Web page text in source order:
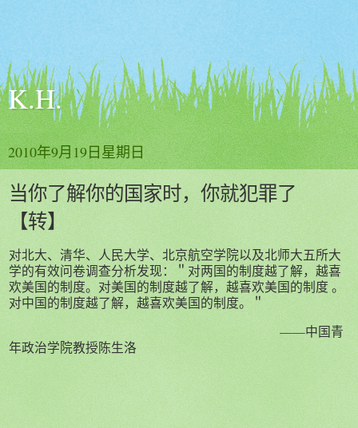
K.H.
2010年9月19日星期日
当你了解你的国家时，你就犯罪了
【转】
对北大、清华、人民大学、北京航空学院以及北师大五所大
学的有效问卷调查分析发现：＂对两国的制度越了解，越喜
欢美国的制度。对美国的制度越了解，越喜欢美国的制度 。
对中国的制度越了解，越喜欢美国的制度。＂
——中国青
年政治学院教授陈生洛